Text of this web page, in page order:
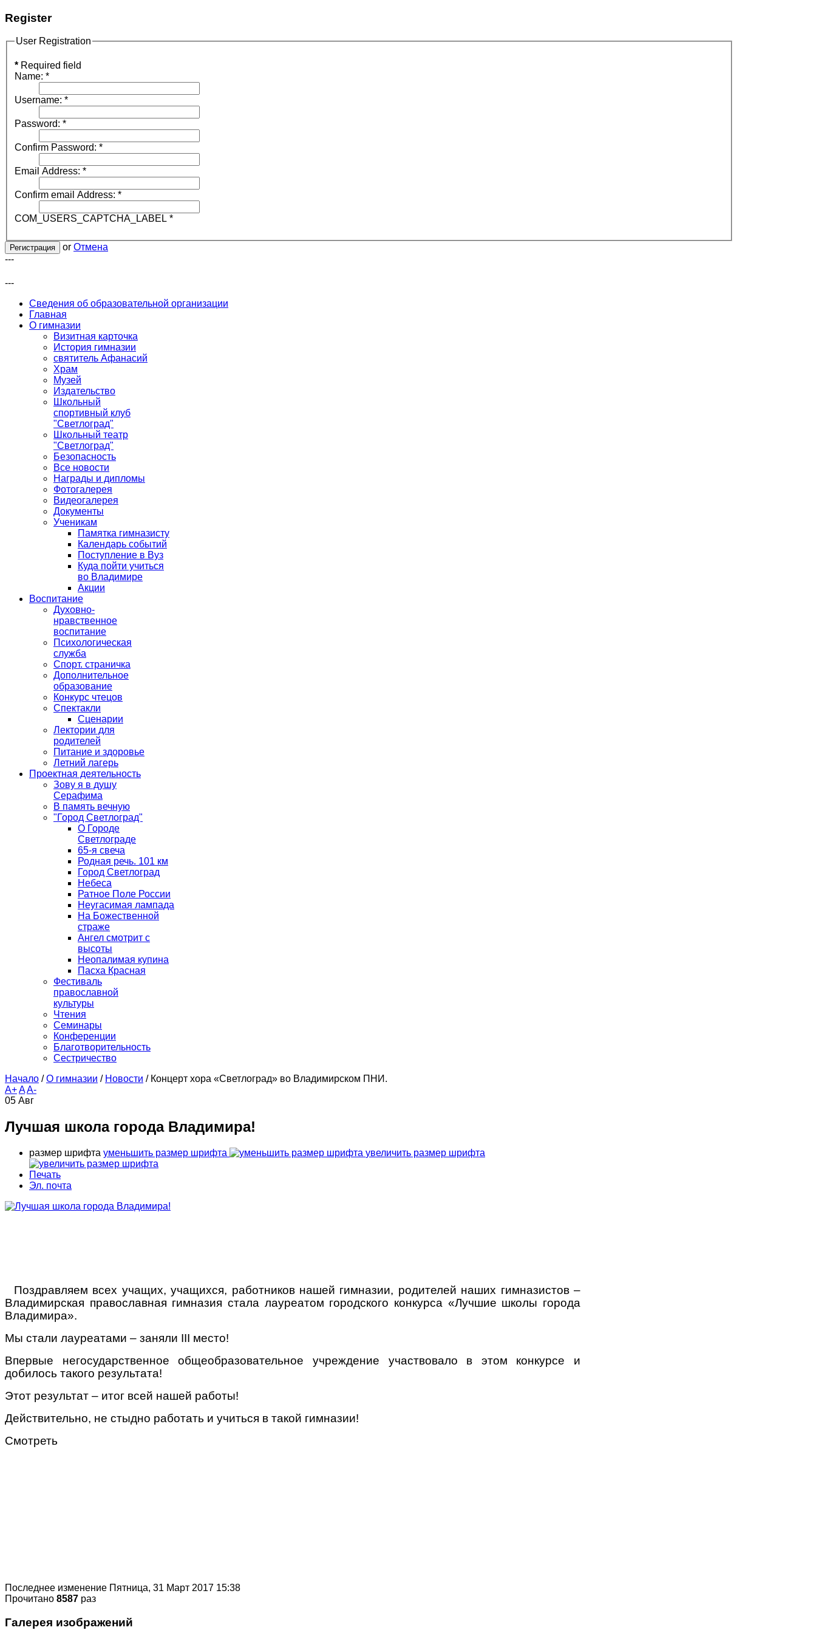
Register
User Registration
* Required field
Name: *
Username: *
Password: *
Confirm Password: *
Email Address: *
Confirm email Address: *
COM_USERS_CAPTCHA_LABEL *
Регистрация or Отмена
---
---
Сведения об образовательной организации
Главная
О гимназии
Визитная карточка
История гимназии
святитель Афанасий
Храм
Музей
Издательство
Школьный
спортивный клуб
"Светлоград"
Школьный театр
"Светлоград"
Безопасность
Все новости
Награды и дипломы
Фотогалерея
Видеогалерея
Документы
Ученикам
Памятка гимназисту
Календарь событий
Поступление в Вуз
Куда пойти учиться
во Владимире
Акции
Воспитание
Духовно-
нравственное
воспитание
Психологическая
служба
Спорт. страничка
Дополнительное
образование
Конкурс чтецов
Спектакли
Сценарии
Лектории для
родителей
Питание и здоровье
Летний лагерь
Проектная деятельность
Зову я в душу
Серафима
В память вечную
"Город Светлоград"
О Городе
Светлограде
65-я свеча
Родная речь. 101 км
Город Светлоград
Небеса
Ратное Поле России
Неугасимая лампада
На Божественной
страже
Ангел смотрит с
высоты
Неопалимая купина
Пасха Красная
Фестиваль
православной
культуры
Чтения
Семинары
Конференции
Благотворительность
Сестричество
Начало / О гимназии / Новости / Концерт хора «Светлоград» во Владимирском ПНИ.
A+AA-
05 Авг
Лучшая школа города Владимира!
размер шрифта уменьшить размер шрифта увеличить размер шрифта
Печать
Эл. почта
Поздравляем всех учащих, учащихся, работников нашей гимназии, родителей наших гимназистов –
Владимирская православная гимназия стала лауреатом городского конкурса «Лучшие школы города
Владимира».
Мы стали лауреатами – заняли III место!
Впервые негосударственное общеобразовательное учреждение участвовало в этом конкурсе и
добилось такого результата!
Этот результат – итог всей нашей работы!
Действительно, не стыдно работать и учиться в такой гимназии!
Смотреть
Последнее изменение Пятница, 31 Март 2017 15:38
Прочитано 8587 раз
Галерея изображений